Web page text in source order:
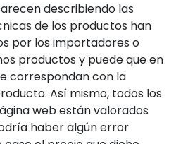
describiendo las
de los productos han
por los importadores o
productos y puede que en
correspondan con la
Así mismo, todos los
web están valorados
haber algún error